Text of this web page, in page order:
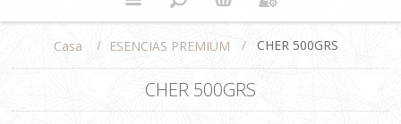
Casa / ESENCIAS PREMIUM / CHER 500GRS
CHER 500GRS